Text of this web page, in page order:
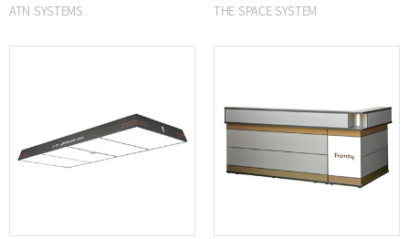
ATN SYSTEMS THE SPACE SYSTEM